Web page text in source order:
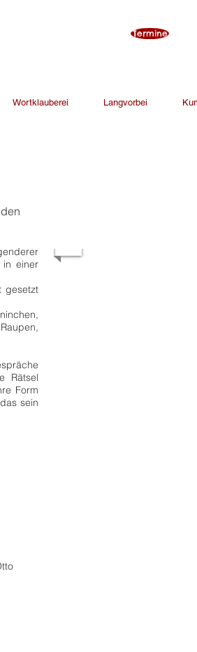
Termine
Wortklauberei Langvorbei
in einer
gesetzt
Rätsel
Form
sein